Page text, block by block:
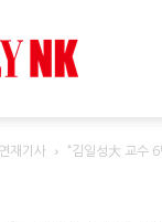
재기사 “김일성大 교수